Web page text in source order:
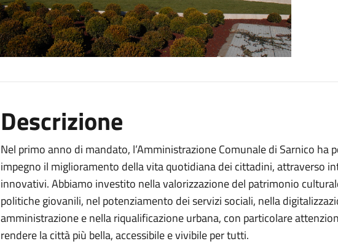
Descrizione
Nel primo anno di mandato, l’Amministrazione Comunale di Sarnico ha
impegno il miglioramento della vita quotidiana dei cittadini, attraverso
innovativi. Abbiamo investito nella valorizzazione del patrimonio
politiche giovanili, nel potenziamento dei servizi sociali, nella
amministrazione e nella riqualificazione urbana, con particolare
rendere la città più bella, accessibile e vivibile per tutti.